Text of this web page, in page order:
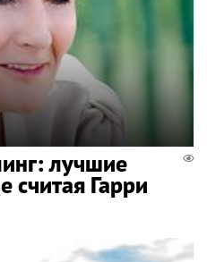
лучшие
считая Гарри